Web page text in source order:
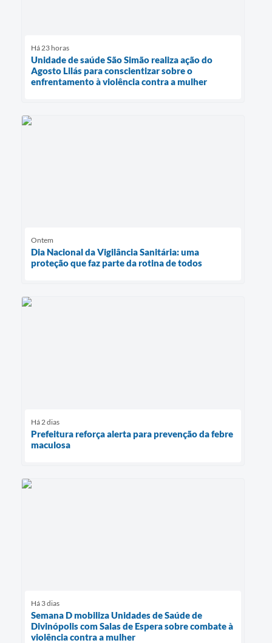
Há 23 horas
Unidade de saúde São Simão realiza ação do
Agosto Lilás para conscientizar sobre o
enfrentamento à violência contra a mulher
Ontem
Dia Nacional da Vigilância Sanitária: uma
proteção que faz parte da rotina de todos
Há 2 dias
Prefeitura reforça alerta para prevenção da febre
maculosa
Há 3 dias
Semana D mobiliza Unidades de Saúde de
Divinópolis com Salas de Espera sobre combate à
violência contra a mulher